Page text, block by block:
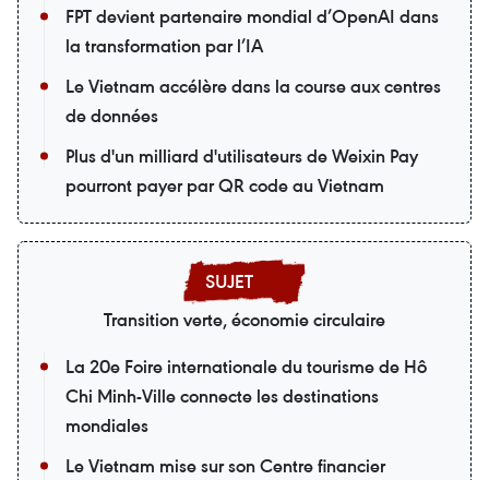
FPT devient partenaire mondial d’OpenAI dans
la transformation par l’IA
Le Vietnam accélère dans la course aux centres
de données
Plus d'un milliard d'utilisateurs de Weixin Pay
pourront payer par QR code au Vietnam
Transition verte, économie circulaire
La 20e Foire internationale du tourisme de Hô
Chi Minh-Ville connecte les destinations
mondiales
Le Vietnam mise sur son Centre financier